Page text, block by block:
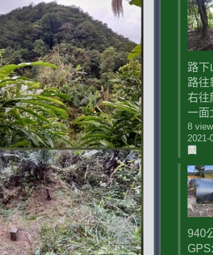
路下
路往
右往
一面
8
2021-
園
940